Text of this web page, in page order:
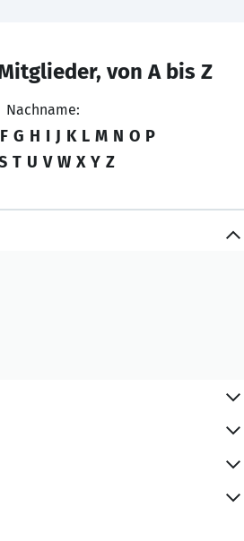
von A bis Z
Nachname:
F G H I J K L M N O P
T U V W X Y Z